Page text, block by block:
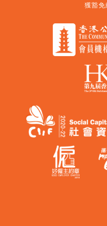
獲豁免